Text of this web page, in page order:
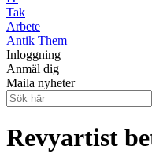
Tak
Arbete
Antik Them
Inloggning
Anmäl dig
Maila nyheter
Revyartist